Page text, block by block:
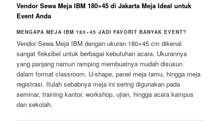
Vendor Sewa Meja IBM 180×45 di Jakarta Meja Ideal untuk
Event Anda
MENGAPA MEJA IBM 180×45 JADI FAVORIT BANYAK EVENT?
Vendor Sewa Meja IBM dengan ukuran 180×45 cm dikenal
sangat fleksibel untuk berbagai kebutuhan acara. Ukurannya
yang panjang namun ramping membuatnya mudah disusun
dalam format classroom, U-shape, panel meja tamu, hingga meja
registrasi. Itulah sebabnya meja ini sering digunakan pada
seminar, training kantor, workshop, ujian, hingga acara kampus
dan sekolah.